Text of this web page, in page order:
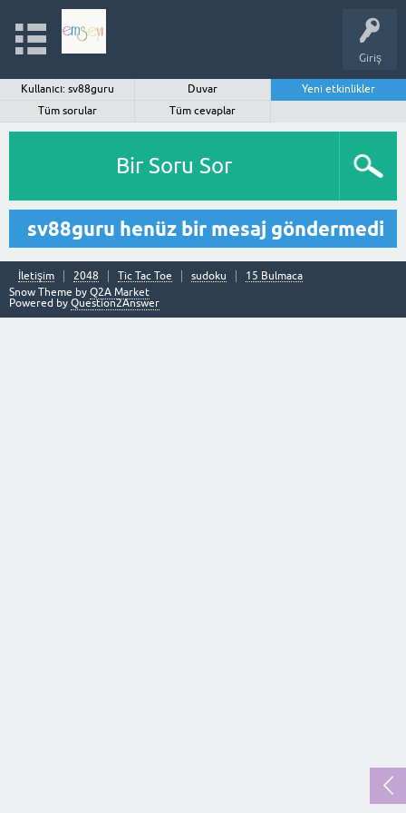
Giriş
Kullanıcı: sv88guru Duvar
Yeni etkinlikler
Tüm sorular
Tüm cevaplar
Bir Soru Sor
sv88guru henüz bir mesaj göndermedi
İletişim 2048 Tic Tac Toe sudoku
15 Bulmaca
Snow Theme by Q2A Market
Powered by Question2Answer